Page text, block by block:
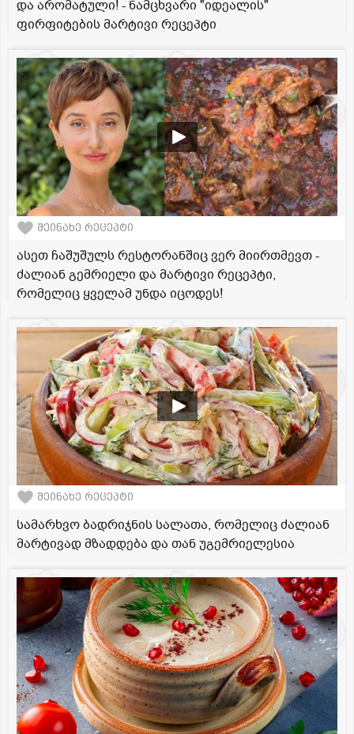
და არომატული! - ნამცხვარი "იდეალის"
ფირფიტების მარტივი რეცეპტი
შეინახე რეცეპტი
ასეთ ჩაშუშულს რესტორანშიც ვერ მიირთმევთ -
ძალიან გემრიელი და მარტივი რეცეპტი,
რომელიც ყველამ უნდა იცოდეს!
შეინახე რეცეპტი
სამარხვო ბადრიჯნის სალათა, რომელიც ძალიან
მარტივად მზადდება და თან უგემრიელესია